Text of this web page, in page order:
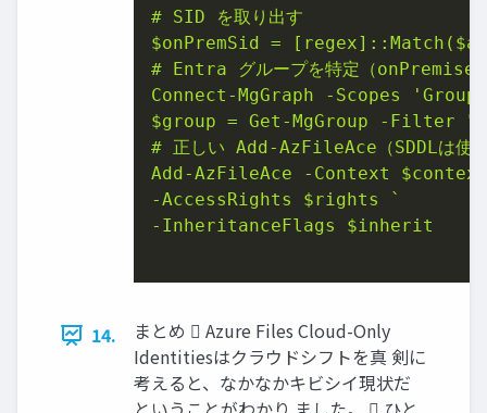
$onPremSid = [regex]::Match(
# Entra グループを特定（
$group = Get-MgGroup -Filter "
# 正しい Add-AzFileAce（SDDLは使
Add-AzFileAce -Context $context
-AccessRights $rights
`
-InheritanceFlags $inherit
14.
まとめ  Azure Files Cloud-Only
Identitiesはクラウドシフトを真 剣に
考えると、なかなかキビシイ現状だ